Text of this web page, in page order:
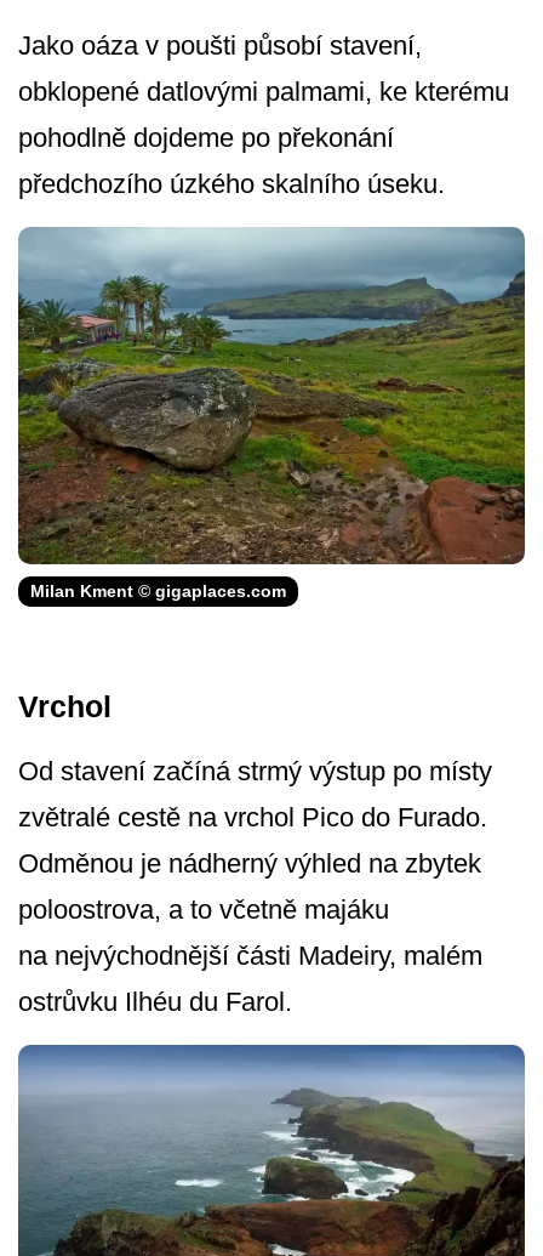
Jako oáza v poušti působí stavení,
obklopené datlovými palmami, ke kterému
pohodlně dojdeme po překonání
předchozího úzkého skalního úseku.
Milan Kment © gigaplaces.com
Vrchol
Od stavení začíná strmý výstup po místy
zvětralé cestě na vrchol Pico do Furado.
Odměnou je nádherný výhled na zbytek
poloostrova, a to včetně majáku
na nejvýchodnější části Madeiry, malém
ostrůvku Ilhéu du Farol.